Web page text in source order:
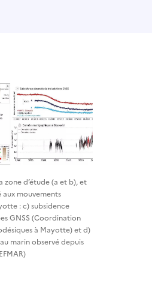
zone d’étude (a et b), et
mouvements
: c) subsidence
GNSS (Coordination
à Mayotte) et d)
marin observé depuis